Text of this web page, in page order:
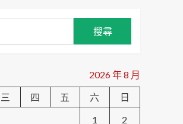
2026 年 8 月
三 四 五 六
日
1
2